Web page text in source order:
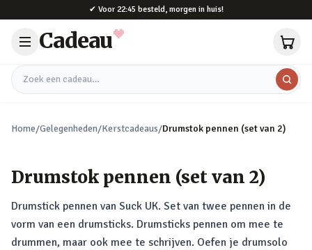
✔ Voor 22:45 besteld, morgen in huis!
Cadeau
Zoek een cadeau
Home/Gelegenheden/Kerstcadeaus/Drumstok pennen (set van 2)
Drumstok pennen (set van 2)
Drumstick pennen van Suck UK. Set van twee pennen in de
vorm van een drumsticks. Drumsticks pennen om mee te
drummen, maar ook mee te schrijven. Oefen je drumsolo